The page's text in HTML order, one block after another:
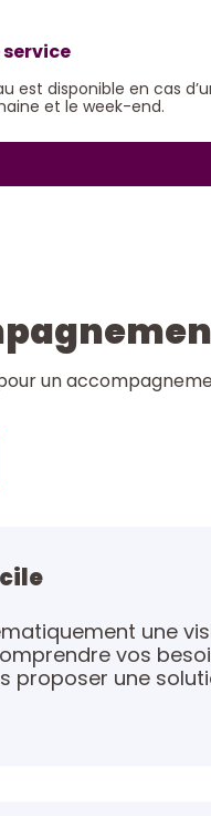
est disponible en cas
et le week-end.
un
une
vos
proposer une